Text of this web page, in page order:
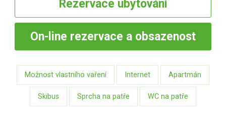
Rezervace ubytování
On-line rezervace a obsazenost
Možnost vlastního vaření Internet Apartmán
Skibus Sprcha na patře WC na patře